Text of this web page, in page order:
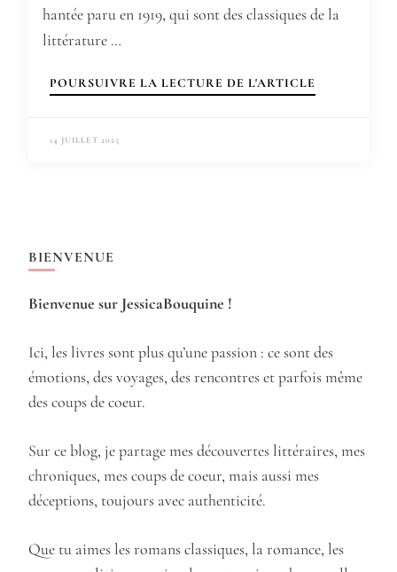
hantée paru en 1919, qui sont des classiques de la
littérature …
POURSUIVRE LA LECTURE DE L'ARTICLE
14 JUILLET 2025
BIENVENUE
Bienvenue sur JessicaBouquine !
Ici, les livres sont plus qu’une passion : ce sont des
émotions, des voyages, des rencontres et parfois même
des coups de coeur.
Sur ce blog, je partage mes découvertes littéraires, mes
chroniques, mes coups de coeur, mais aussi mes
déceptions, toujours avec authenticité.
Que tu aimes les romans classiques, la romance, les